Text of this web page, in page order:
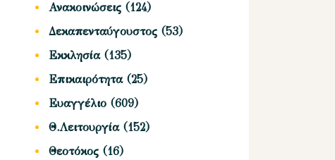
Ανακοινώσεις (124)
Δεκαπενταύγουστος (53)
Εκκλησία(135)
Επικαιρότητα(25)
Ευαγγέλιο (609)
Θ.Λειτουργία(152)
Θεοτόκος (16)